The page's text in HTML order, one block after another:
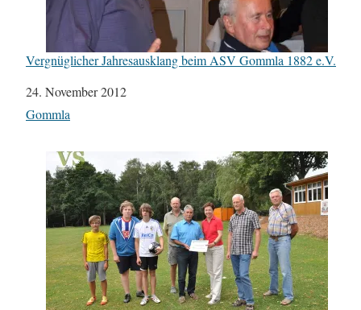
Vergnüglicher Jahresausklang beim ASV Gommla 1882 e.V.
Datum
24. November 2012
In Bezug auf
Gommla